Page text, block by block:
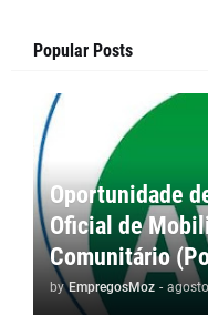
Popular Posts
Oportunidade
Oficial de
Comunitário
by EmpregosMoz -